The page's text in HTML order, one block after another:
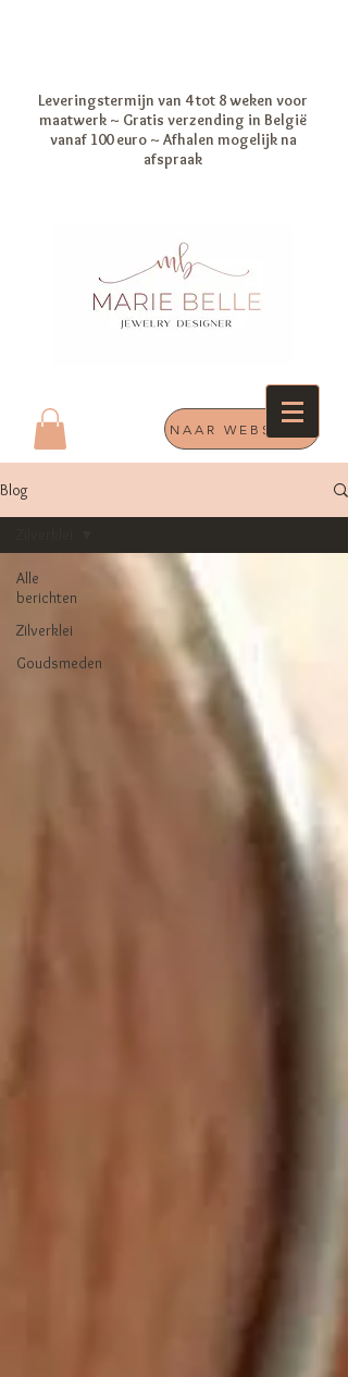
Leveringstermijn van 4 tot 8 weken voor
maatwerk ~ Gratis verzending in België
vanaf 100 euro ~ Afhalen mogelijk na
afspraak
NAAR WEBSHOP
Blog
Alle
berichten
Zilverklei
Goudsmeden